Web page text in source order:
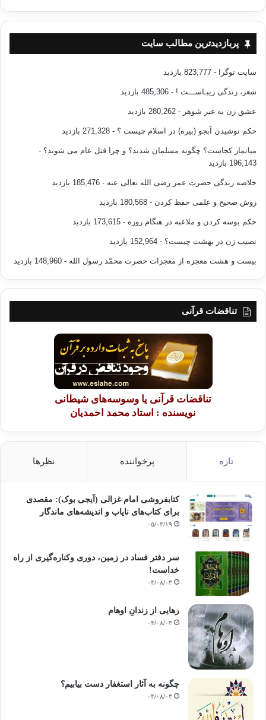
پربازدیدترین مطالب سایت
سایت نوگرا - 823,777 بازدید
شعر، زندگی زیبـاســـت ! - 485,306 بازدید
عشق زن به غیر شوهر - 280,262 بازدید
حکم نوشیدن آبجو (بیره) در اسلام چیست ؟ - 271,328 بازدید
میانمار کجاست؟ چگونه مسلمان شدند؟ و چرا قتل عام می شوند؟ -
196,143 بازدید
خلاصه زندگی حضرت عمر رضی الله تعالی عنه - 185,476 بازدید
روش صحیح و علمی حفظ کردن - 180,568 بازدید
حکم بوسه کردن و ملاعبه در هنگام روزه - 173,615 بازدید
نصیب زن در بهشت چیست؟ - 152,964 بازدید
بیست و هشت معجزه از معجزات حضرت محمّد رسول الله - 148,960 بازدید
تناقضات قرآنی
تناقضات قرآنی یا وسوسه‌های شیطانی
نویسنده : استاد محمد احمدیان
تازه پرخواننده نظرها
کتابفروشی امام غزالی (آیجی بوک): مقصدی
برای کتاب‌های نایاب و اندیشه‌های ماندگار
۰۵/۰۳/۱۹
سر دفتر فساد در زمین‌، دوری وکناره‌گیری از راه
خداست‌!
۰۴/۰۸/۰۳
رهایی از زندانِ اوهام
۰۴/۰۸/۰۳
چگونه به آثار استغفار دست بیابیم؟
۰۴/۰۸/۰۳